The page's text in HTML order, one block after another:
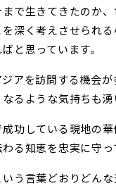
で生きてきたのか
深く考えさせられ
と思っています。
アを訪問する機会
るような気持ちも湧
功している現地の
る知恵を忠実に守っ
う言葉どおりどん